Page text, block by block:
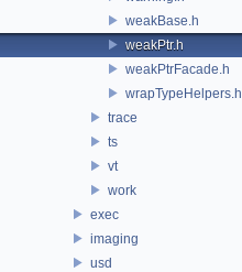
weakBase.h
weakPtr.h
weakPtrFacade.h
wrapTypeHelpers.h
trace
ts
vt
work
exec
imaging
usd